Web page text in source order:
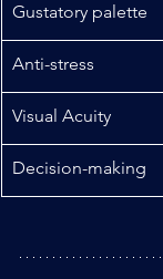
Gustatory palette
Anti-stress
Visual Acuity
Decision-making